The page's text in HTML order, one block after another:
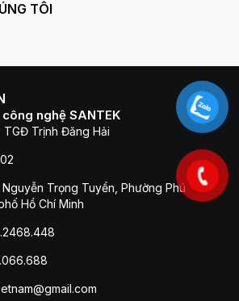
TÔI
nghệ SANTEK
TGĐ Trịnh Đăng Hải
Trọng Tuyển, Phường Phú
Hồ Chí Minh